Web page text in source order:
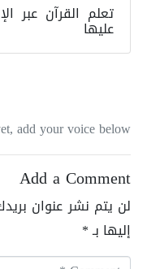
تعلم القرآن عبر
عليها
add your voice below!
Add a Comment
لن يتم نشر عنوان
إليها بـ*